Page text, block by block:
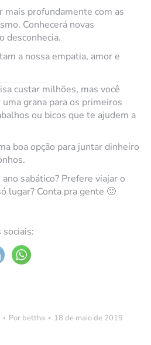
mais profundamente com as
Conhecerá novas
desconhecia.
a nossa empatia, amor e
custar milhões, mas você
grana para os primeiros
ou bicos que te ajudem a
boa opção para juntar dinheiro
sabático? Prefere viajar o
lugar? Conta pra gente 🙂
Por bettha 18 de maio de 2019